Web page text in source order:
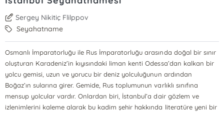
Sergey Nikitiç Flilppov
Seyahatname
Osmanlı İmparatorluğu ile Rus İmparatorluğu arasında doğal bir sınır
oluşturan Karadeniz’in kıyısındaki liman kenti Odessa’dan kalkan bir
yolcu gemisi, uzun ve yorucu bir deniz yolculuğunun ardından
Boğaz’ın sularına girer. Gemide, Rus toplumunun varlıklı sınıfına
mensup yolcular vardır. Onlardan biri, İstanbul’a dair gözlem ve
izlenimlerini kaleme alarak bu kadim şehir hakkında literatüre yeni bir